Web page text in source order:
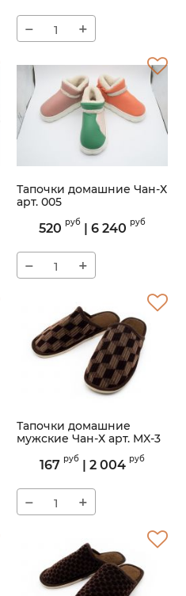
− +
Тапочки домашние Чан-Х
арт. 005
520 руб | 6 240 руб
− +
Тапочки домашние
мужские Чан-Х арт. MX-3
MX-3
167 руб | 2 004 руб
− +